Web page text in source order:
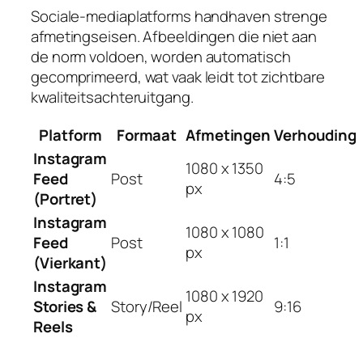
Sociale-mediaplatforms handhaven strenge
afmetingseisen. Afbeeldingen die niet aan
de norm voldoen, worden automatisch
gecomprimeerd, wat vaak leidt tot zichtbare
kwaliteitsachteruitgang.
Platform
Formaat AfmetingenVerhouding
Instagram
Feed
(Portret)
Post
1080 x 1350
px
4:5
Instagram
Feed
(Vierkant)
Post
1080 x 1080
px
1:1
Instagram
Stories &
Reels
Story/Reel 1080 x 1920
px
9:16